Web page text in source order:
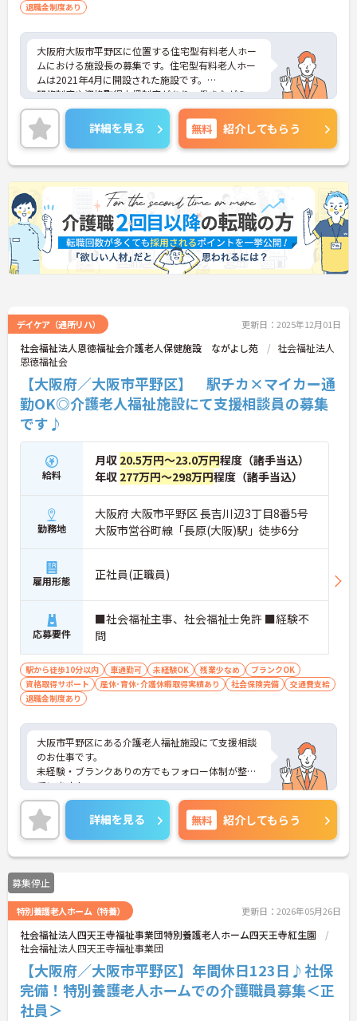
退職金制度あり
大阪府大阪市平野区に位置する住宅型有料老人ホー
ムにおける施設長の募集です。住宅型有料老人ホー
ムは2021年4月に開設された施設です。
研修制度や資格取得支援制度があり、働きながらス
キルアップが目指せる環境です。
ご興味のある方には、面接対策ポイントなど、さら
に詳細をご案内しますのでお気軽にご相談くださ
い！
詳細を見る 無料 紹介してもらう
デイケア（通所リハ） 更新日：2025年12月01日
社会福祉法人恩徳福祉会介護老人保健施設 ながよし苑
社会福祉法人
恩徳福祉会
【大阪府／大阪市平野区】 駅チカ×マイカー通
勤OK◎介護老人福祉施設にて支援相談員の募集
です♪
給料
月収 20.5万円～23.0万円程度（諸手当込）
年収 277万円～298万円程度（諸手当込）
勤務地
大阪府 大阪市平野区 長吉川辺3丁目8番5号
大阪市営谷町線「長原(大阪)駅」徒歩6分
雇用形態 正社員(正職員)
応募要件
■社会福祉主事、社会福祉士免許 ■経験不
問
駅から徒歩10分以内 車通勤可 未経験OK 残業少なめ
ブランクOK
資格取得サポート
産休･育休･介護休暇取得実績あり 社会保険完備
交通費支給
退職金制度あり
大阪市平野区にある介護老人福祉施設にて支援相談
のお仕事です。
未経験・ブランクありの方でもフォロー体制が整っ
ています！
勤務体制はシフト制なので、ライフスタイルに合わ
せた働き方が可能。ご家庭をお持ちの方も続けやす
い職場です。
ご興味がある方は是非一度マイナビまでお問い合わ
せください。さらに詳細などお伝えします！
詳細を見る 無料 紹介してもらう
募集停止
特別養護老人ホーム（特養） 更新日：2026年05月26日
社会福祉法人四天王寺福祉事業団特別養護老人ホーム四天王寺紅生園
社会福祉法人四天王寺福祉事業団
【大阪府／大阪市平野区】年間休日123日♪社保
完備！特別養護老人ホームでの介護職員募集＜正
社員＞